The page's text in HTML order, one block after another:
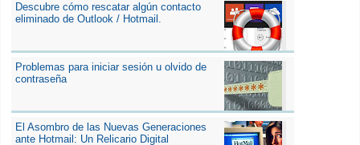
Descubre cómo rescatar algún contacto
eliminado de Outlook / Hotmail.
Problemas para iniciar sesión u olvido de
contraseña
El Asombro de las Nuevas Generaciones
ante Hotmail: Un Relicario Digital